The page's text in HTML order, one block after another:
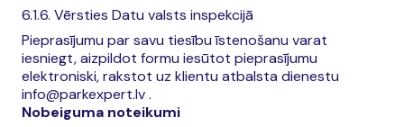
6.1.6. Vērsties Datu valsts inspekcijā
Pieprasījumu par savu tiesību īstenošanu varat
iesniegt, aizpildot formu iesūtot pieprasījumu
elektroniski, rakstot uz klientu atbalsta dienestu
info@parkexpert.lv .
Nobeiguma noteikumi